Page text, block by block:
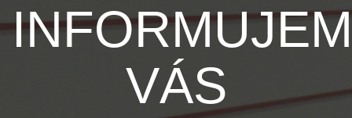
VÁS